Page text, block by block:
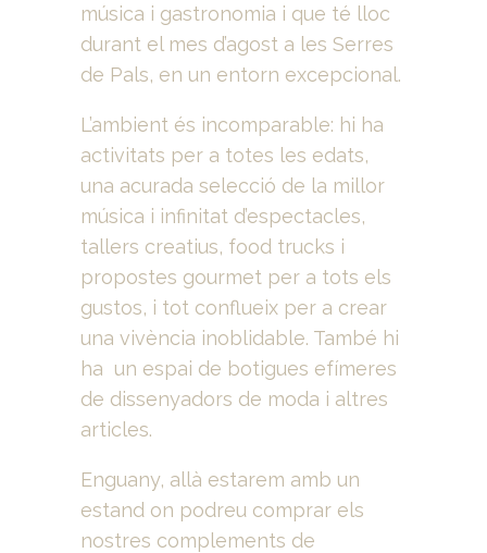
música i gastronomia i que té lloc
durant el mes d’agost a les Serres
de Pals, en un entorn excepcional.
L’ambient és incomparable: hi ha
activitats per a totes les edats,
una acurada selecció de la millor
música i infinitat d’espectacles,
tallers creatius, food trucks i
propostes gourmet per a tots els
gustos, i tot conflueix per a crear
una vivència inoblidable. També hi
ha un espai de botigues efímeres
de dissenyadors de moda i altres
articles.
Enguany, allà estarem amb un
estand on podreu comprar els
nostres complements de